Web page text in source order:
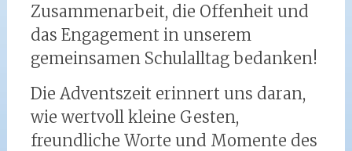
Zusammenarbeit, die Offenheit und
das Engagement in unserem
gemeinsamen Schulalltag bedanken!
Die Adventszeit erinnert uns daran,
wie wertvoll kleine Gesten,
freundliche Worte und Momente des